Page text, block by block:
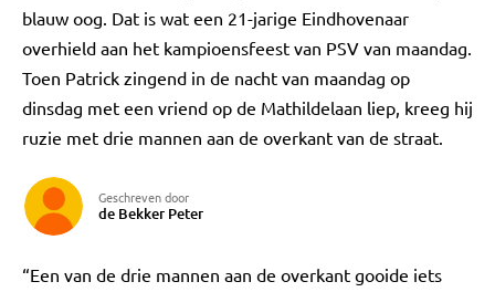
blauw oog. Dat is wat een 21-jarige Eindhovenaar
overhield aan het kampioensfeest van PSV van maandag.
Toen Patrick zingend in de nacht van maandag op
dinsdag met een vriend op de Mathildelaan liep, kreeg hij
ruzie met drie mannen aan de overkant van de straat.
Geschreven door
de Bekker Peter
“Een van de drie mannen aan de overkant gooide iets